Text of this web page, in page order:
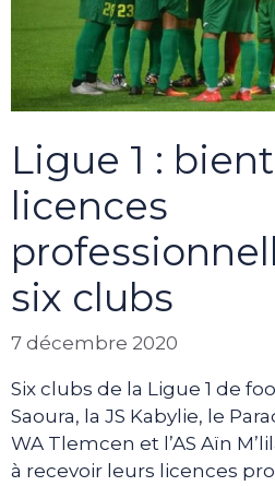
Ligue 1 :
licences
six clubs
7 décembre 2020
Six clubs de la Ligue 1 de
Saoura, la JS Kabylie, le
WA Tlemcen et l’AS Aïn
à recevoir leurs licences